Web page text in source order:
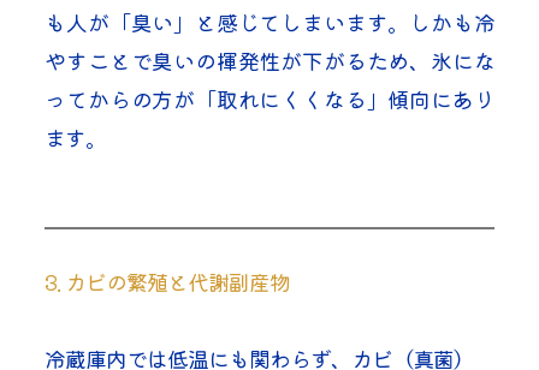
も人が「臭い」と感じてしまいます。しかも冷
やすことで臭いの揮発性が下がるため、氷にな
ってからの方が「取れにくくなる」傾向にあり
ます。
3. カビの繁殖と代謝副産物
冷蔵庫内では低温にも関わらず、カビ（真菌）